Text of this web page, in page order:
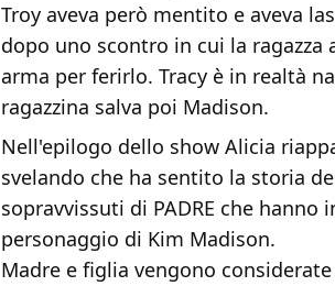
Troy aveva però mentito e aveva
dopo uno scontro in cui la
arma per ferirlo. Tracy è in realtà
ragazzina salva poi Madison.
Nell'epilogo dello show Alicia
svelando che ha sentito la storia
sopravvissuti di PADRE che
personaggio di Kim Madison.
Madre e figlia vengono